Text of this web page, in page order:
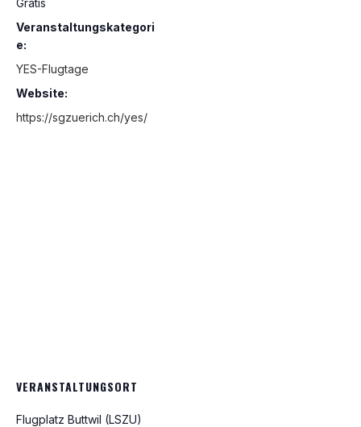
Veranstaltungskategori
e:
YES-Flugtage
Website:
https://sgzuerich.ch/yes/
VERANSTALTUNGSORT
Flugplatz Buttwil (LSZU)